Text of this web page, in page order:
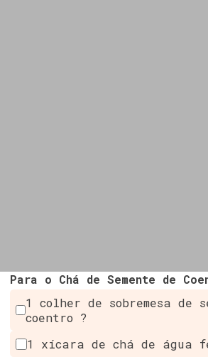
Para o Chá de Semente de
1 colher de sobremesa de
coentro ?
1 xícara de chá de água